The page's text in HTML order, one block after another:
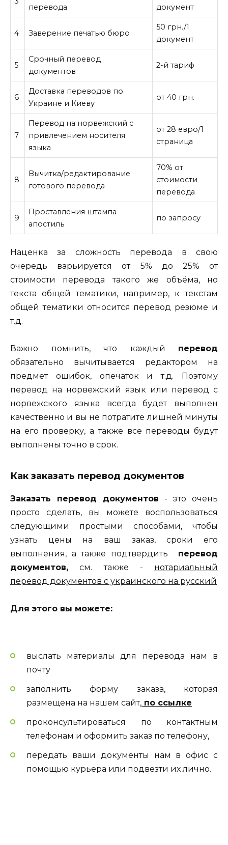
перевода документ
4 Заверение печатью бюро
50 грн./1
документ
5
Срочный перевод
документов
2-й тариф
6
Доставка переводов по
Украине и Киеву
от 40 грн.
7
Перевод на норвежский с
привлечением носителя
языка
от 28 евро/1
страница
8
Вычитка/редактирование
готового перевода
70% от
стоимости
перевода
9
Проставления штампа
апостиль
по запросу
Наценка за сложность перевода в свою
очередь варьируется от 5% до 25% от
стоимости перевода такого же объёма, но
текста общей тематики, например, к текстам
общей тематики относится перевод резюме и
т.д.
Важно помнить, что каждый перевод
обязательно вычитывается редактором на
предмет ошибок, опечаток и т.д. Поэтому
перевод на норвежский язык или перевод с
норвежского языка всегда будет выполнен
качественно и вы не потратите лишней минуты
на его проверку, а также все переводы будут
выполнены точно в срок.
Как заказать перевод документов
Заказать перевод документов - это очень
просто сделать, вы можете воспользоваться
следующими простыми способами, чтобы
узнать цены на ваш заказ, сроки его
выполнения, а также подтвердить
перевод
документов, см. также - нотариальный
перевод документов с украинского на русский
Для этого вы можете:
выслать материалы для перевода нам в
почту
заполнить форму заказа, которая
размещена на нашем сайт, по ссылке
проконсультироваться по контактным
телефонам и оформить заказ по телефону,
передать ваши документы нам в офис с
помощью курьера или подвезти их лично.